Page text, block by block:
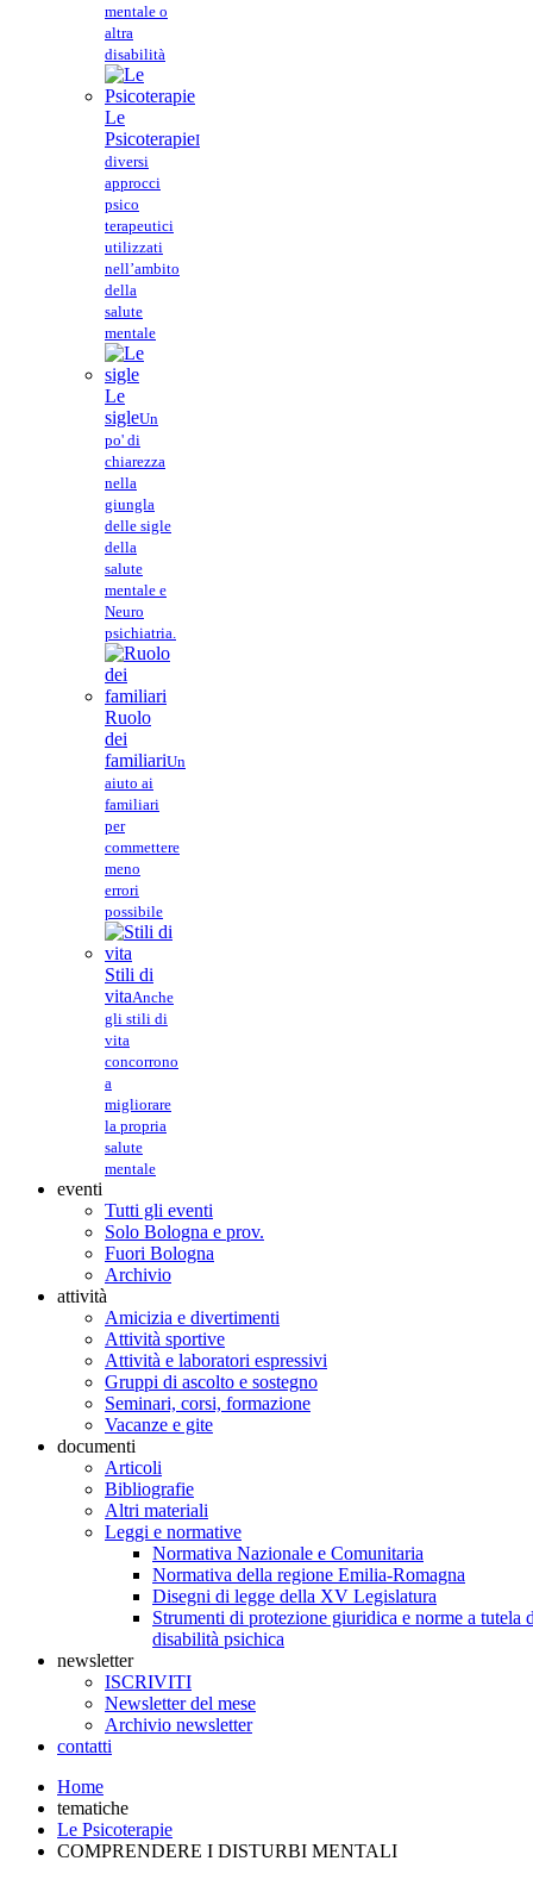
mentale o
altra
disabilità
Le
PsicoterapieI
diversi
approcci
psico
terapeutici
utilizzati
nell’ambito
della
salute
mentale
Le
sigleUn
po' di
chiarezza
nella
giungla
delle sigle
della
salute
mentale e
Neuro
psichiatria.
Ruolo
dei
familiariUn
aiuto ai
familiari
per
commettere
meno
errori
possibile
Stili di
vitaAnche
gli stili di
vita
concorrono
a
migliorare
la propria
salute
mentale
eventi
Tutti gli eventi
Solo Bologna e prov.
Fuori Bologna
Archivio
attività
Amicizia e divertimenti
Attività sportive
Attività e laboratori espressivi
Gruppi di ascolto e sostegno
Seminari, corsi, formazione
Vacanze e gite
documenti
Articoli
Bibliografie
Altri materiali
Leggi e normative
Normativa Nazionale e Comunitaria
Normativa della regione Emilia-Romagna
Disegni di legge della XV Legislatura
Strumenti di protezione giuridica e norme a tutela
disabilità psichica
newsletter
ISCRIVITI
Newsletter del mese
Archivio newsletter
contatti
Home
tematiche
Le Psicoterapie
COMPRENDERE I DISTURBI MENTALI